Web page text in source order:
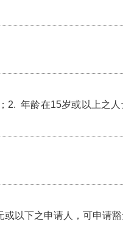
2. 年龄在15岁或以上之
以下之申请人，可申请